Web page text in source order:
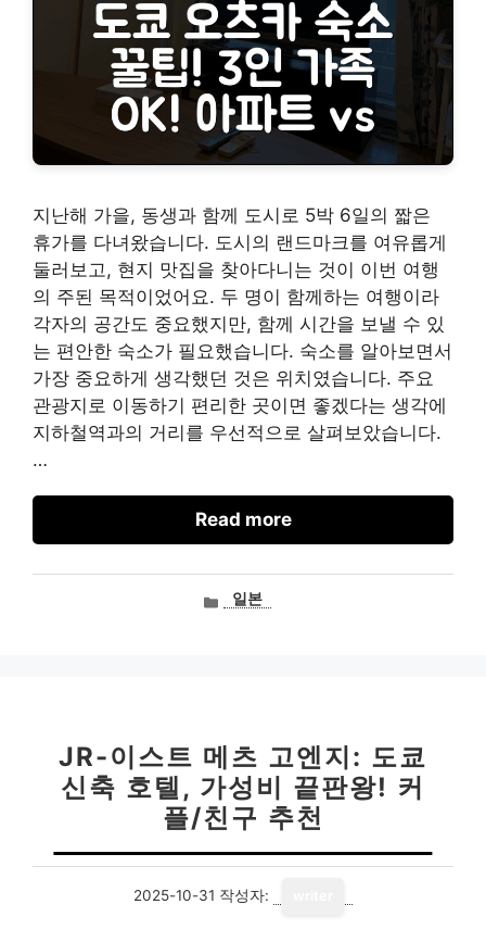
지난해 가을, 동생과 함께 도시로 5박 6일의 짧은
휴가를 다녀왔습니다. 도시의 랜드마크를 여유롭게
둘러보고, 현지 맛집을 찾아다니는 것이 이번 여행
의 주된 목적이었어요. 두 명이 함께하는 여행이라
각자의 공간도 중요했지만, 함께 시간을 보낼 수 있
는 편안한 숙소가 필요했습니다. 숙소를 알아보면서
가장 중요하게 생각했던 것은 위치였습니다. 주요
관광지로 이동하기 편리한 곳이면 좋겠다는 생각에
지하철역과의 거리를 우선적으로 살펴보았습니다.
…
Read more
카일본
JR-이스트 메츠 고엔지: 도쿄
신축 호텔, 가성비 끝판왕! 커
플/친구 추천
2025-10-31 작성자: